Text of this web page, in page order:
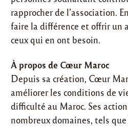
rapprocher de l’association.
faire la différence et offrir un
ceux qui en ont besoin.
À propos de Cœur Maroc
Depuis sa création, Cœur
améliorer les conditions de
difficulté au Maroc. Ses
nombreux domaines, tels